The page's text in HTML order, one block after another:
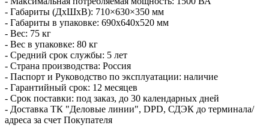
- Габариты (ДхШхВ): 710×630×350 мм
- Габариты в упаковке: 690х640х520 мм
- Вес: 75 кг
- Вес в упаковке: 80 кг
- Средний срок службы: 5 лет
- Страна производства: Россия
- Паспорт и Руководство по эксплуатации: наличие
- Гарантийный срок: 12 месяцев
- Срок поставки: под заказ, до 30 календарных дней
- Доставка ТК "Деловые линии", DPD, СДЭК до терминала/
адреса за счет Покупателя